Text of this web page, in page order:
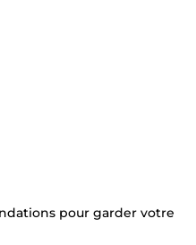
pour garder votre